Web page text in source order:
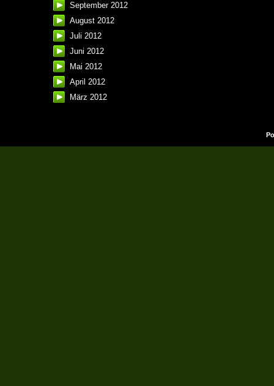
September 2012
August 2012
Juli 2012
Juni 2012
Mai 2012
April 2012
März 2012